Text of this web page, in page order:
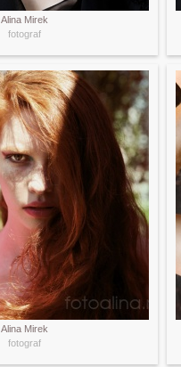
Alina Mirek
fotograf
Alina Mirek
fotograf